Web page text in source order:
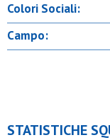
Colori Sociali:
Campo:
STATISTICHE